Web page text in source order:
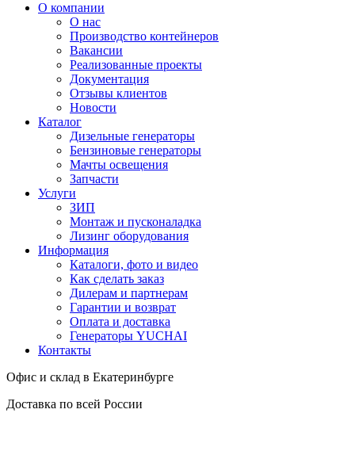
О компании
О нас
Производство контейнеров
Вакансии
Реализованные проекты
Документация
Отзывы клиентов
Новости
Каталог
Дизельные генераторы
Бензиновые генераторы
Мачты освещения
Запчасти
Услуги
ЗИП
Монтаж и пусконаладка
Лизинг оборудования
Информация
Каталоги, фото и видео
Как сделать заказ
Дилерам и партнерам
Гарантии и возврат
Оплата и доставка
Генераторы YUCHAI
Контакты
Офис и склад в Екатеринбурге
Доставка по всей России